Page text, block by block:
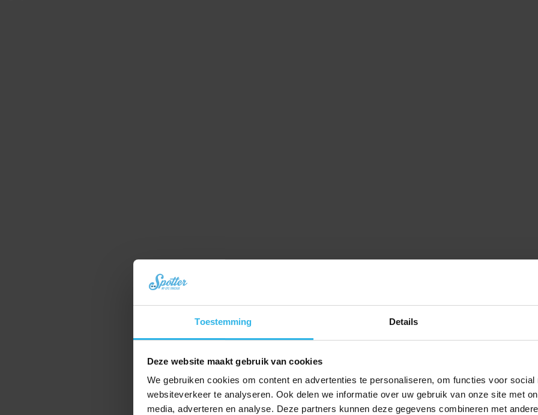
Toestemming Details
Deze website maakt gebruik van cookies
We gebruiken cookies om content en advertenties te personaliseren, om functies voor social
websiteverkeer te analyseren. Ook delen we informatie over uw gebruik van onze site met
media, adverteren en analyse. Deze partners kunnen deze gegevens combineren met